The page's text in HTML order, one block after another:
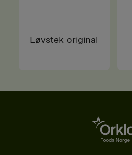
Løvstek original